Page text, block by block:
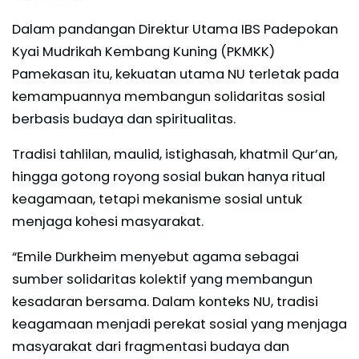
Dalam pandangan Direktur Utama IBS Padepokan
Kyai Mudrikah Kembang Kuning (PKMKK)
Pamekasan itu, kekuatan utama NU terletak pada
kemampuannya membangun solidaritas sosial
berbasis budaya dan spiritualitas.
Tradisi tahlilan, maulid, istighasah, khatmil Qur’an,
hingga gotong royong sosial bukan hanya ritual
keagamaan, tetapi mekanisme sosial untuk
menjaga kohesi masyarakat.
“Emile Durkheim menyebut agama sebagai
sumber solidaritas kolektif yang membangun
kesadaran bersama. Dalam konteks NU, tradisi
keagamaan menjadi perekat sosial yang menjaga
masyarakat dari fragmentasi budaya dan